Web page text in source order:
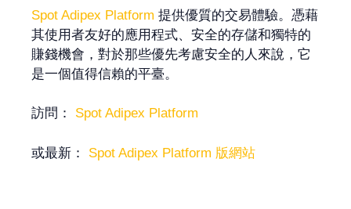
Spot Adipex Platform 提供優質的交易體驗。憑藉
其使用者友好的應用程式、安全的存儲和獨特的
賺錢機會，對於那些優先考慮安全的人來說，它
是一個值得信賴的平臺。
訪問： Spot Adipex Platform
或最新： Spot Adipex Platform 版網站